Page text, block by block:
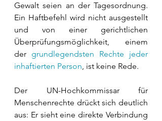
Gewalt seien an der Tagesordnung.
Ein Haftbefehl wird nicht ausgestellt
und von einer gerichtlichen
Überprüfungsmöglichkeit, einem
der grundlegendsten Rechte jeder
inhaftierten Person, ist keine Rede.
Der UN-Hochkommissar für
Menschenrechte drückt sich deutlich
aus: Er sieht eine direkte Verbindung